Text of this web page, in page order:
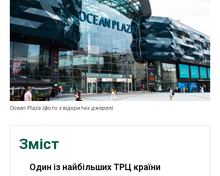
Робота і освіта
Публікації
ФОП
Курс валют
Ocean Plaza (фото з відкритих джерел)
Зміст
Один із найбільших ТРЦ країни